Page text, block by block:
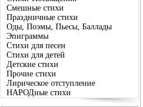
Смешные стихи
Праздничные стихи
Оды, Поэмы, Пьесы, Баллады
Эпиграммы
Стихи для песен
Стихи для детей
Детские стихи
Прочие стихи
Лирическое отступление
НАРОДные стихи